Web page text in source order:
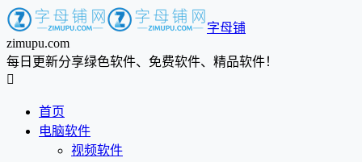
字母铺
zimupu.com
每日更新分享绿色软件、免费软件、精品软件！

首页
电脑软件
视频软件